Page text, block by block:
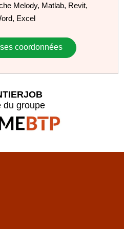
Melody, Matlab, Revit,
Excel
coordonnées
du groupe